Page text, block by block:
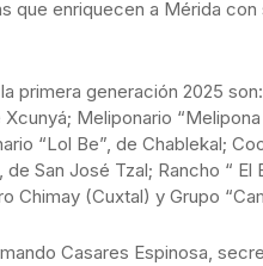
que enriquecen a Mérida
primera generación 2025
Xcunyá; Meliponario
“Lol Be”, de Chablekal;
de San José Tzal; Rancho “
Chimay (Cuxtal) y Grupo
Casares Espinosa,